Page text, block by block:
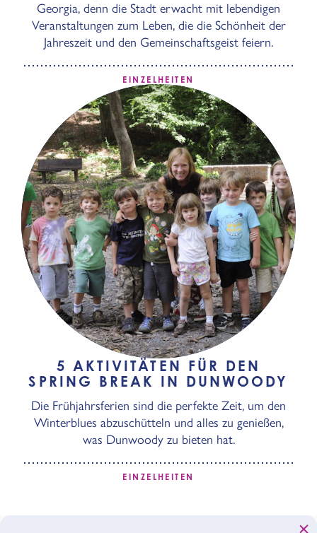
Georgia, denn die Stadt erwacht mit lebendigen
Veranstaltungen zum Leben, die die Schönheit der
Jahreszeit und den Gemeinschaftsgeist feiern.
EINZELHEITEN
5 AKTIVITÄTEN FÜR DEN
SPRING BREAK IN DUNWOODY
Die Frühjahrsferien sind die perfekte Zeit, um den
Winterblues abzuschütteln und alles zu genießen,
was Dunwoody zu bieten hat.
EINZELHEITEN